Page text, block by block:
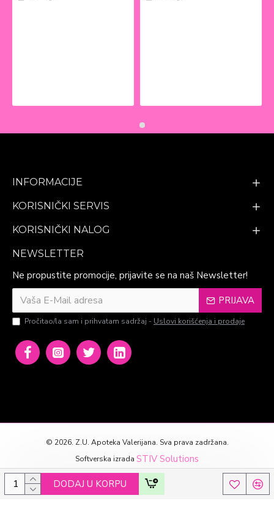
DODAJ U KORPU
INFORMACIJE
KORISNIČKI SERVIS
KORISNIČKI NALOG
NEWSLETTER
Ne propustite promocije, prijavite se na naš Newsletter!
PRIJAVA
Pročitao/la sam i prihvatam sadržaj - Uslovi korišćenja i prodaje
© 2026. Z.U. Apoteka Valerijana. Sva prava zadržana.
Softverska izrada STIV Solutions